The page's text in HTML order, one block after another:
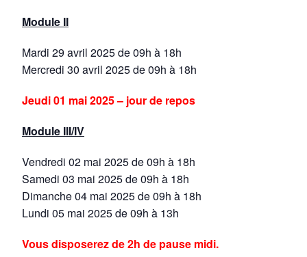
Module II
Mardi 29 avril 2025 de 09h à 18h
Mercredi 30 avril 2025 de 09h à 18h
Jeudi 01 mai 2025 – jour de repos
Module III/IV
Vendredi 02 mai 2025 de 09h à 18h
Samedi 03 mai 2025 de 09h à 18h
Dimanche 04 mai 2025 de 09h à 18h
Lundi 05 mai 2025 de 09h à 13h
Vous disposerez de 2h de pause midi.